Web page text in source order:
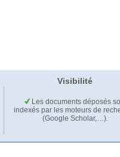
Visibilité
Les documents déposés
indexés par les moteurs de
(Google Scholar,…).